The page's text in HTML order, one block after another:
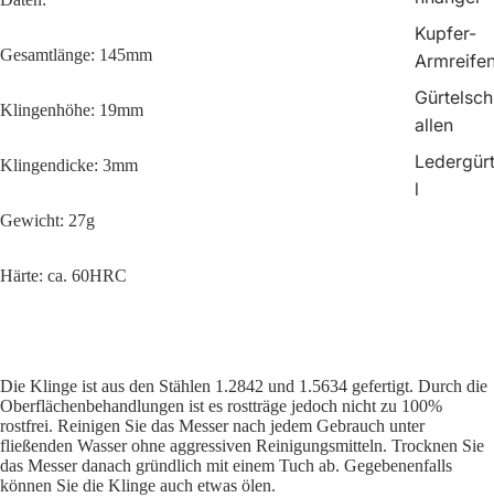
Kupfer-
allen
l
Gesamtlänge: 145mm
Klingenhöhe: 19mm
Klingendicke: 3mm
Gewicht: 27g
Härte: ca. 60HRC
Die Klinge ist aus den Stählen 1.2842 und 1.5634 gefertigt. Durch die
Oberflächenbehandlungen ist es rostträge jedoch nicht zu 100%
rostfrei. Reinigen Sie das Messer nach jedem Gebrauch unter
fließenden Wasser ohne aggressiven Reinigungsmitteln. Trocknen Sie
das Messer danach gründlich mit einem Tuch ab. Gegebenenfalls
können Sie die Klinge auch etwas ölen.